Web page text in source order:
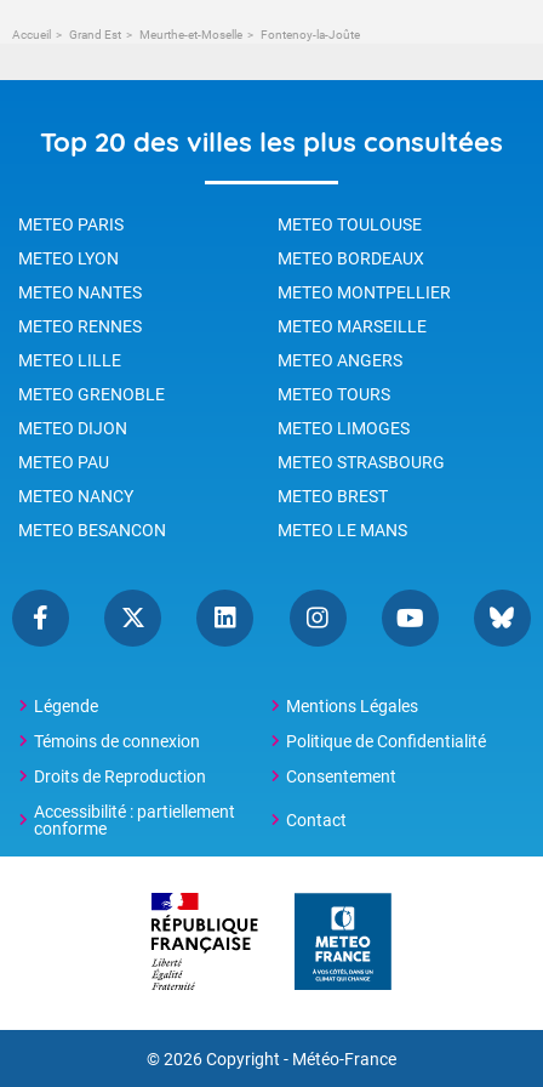
Accueil Grand Est Meurthe-et-Moselle Fontenoy-la-Joûte
Top 20 des villes les plus consultées
METEO PARIS
METEO TOULOUSE
METEO LYON
METEO BORDEAUX
METEO NANTES
METEO MONTPELLIER
METEO RENNES
METEO MARSEILLE
METEO LILLE
METEO ANGERS
METEO GRENOBLE
METEO TOURS
METEO DIJON
METEO LIMOGES
METEO PAU
METEO STRASBOURG
METEO NANCY
METEO BREST
METEO BESANCON
METEO LE MANS
Légende
Mentions Légales
Témoins de connexion
Politique de Confidentialité
Droits de Reproduction
Consentement
Accessibilité : partiellement
conforme
Contact
© 2026 Copyright - Météo-France